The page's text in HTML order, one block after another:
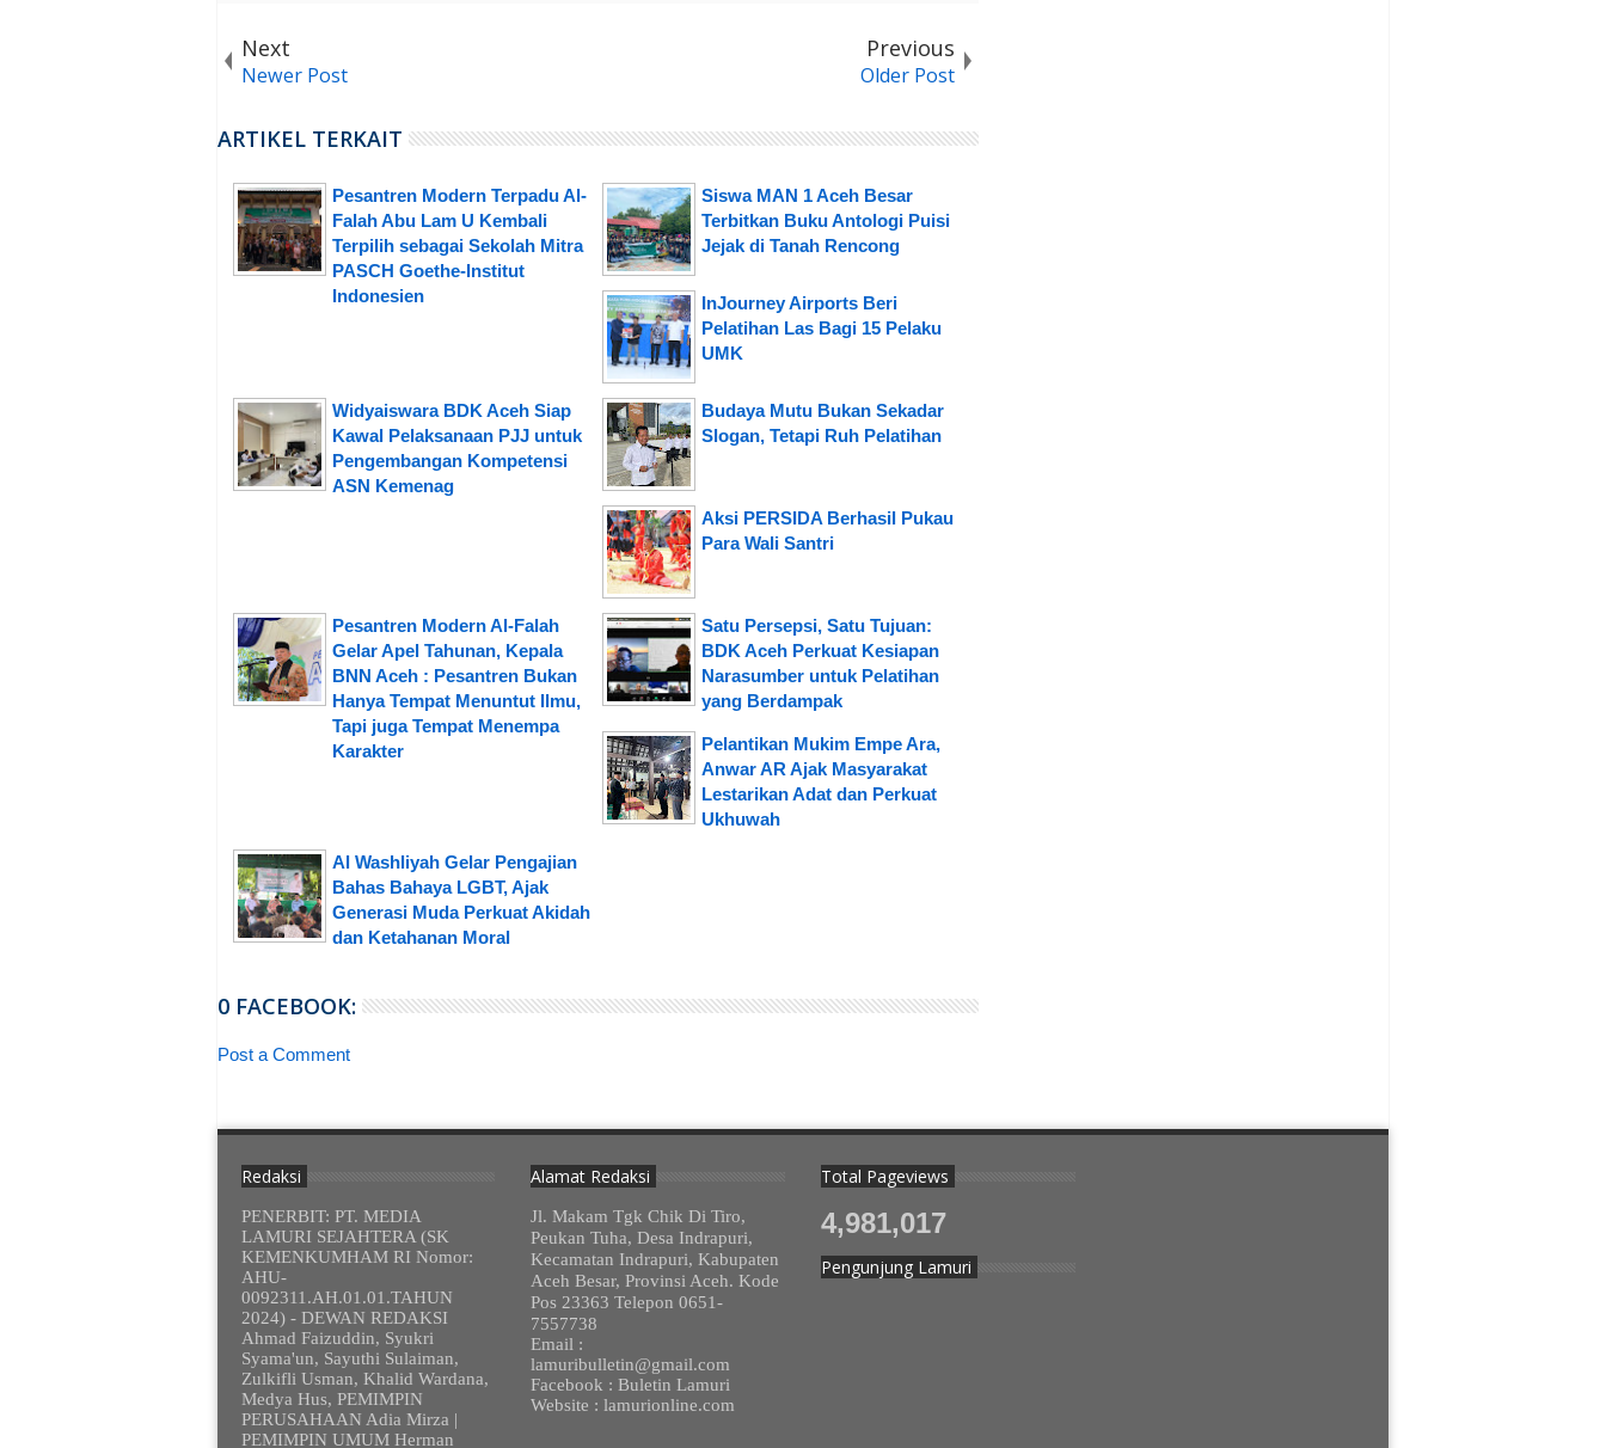
Next
Newer Post
Previous
Older Post
ARTIKEL TERKAIT
Pesantren Modern Terpadu Al-
Falah Abu Lam U Kembali
Terpilih sebagai Sekolah Mitra
PASCH Goethe-Institut
Indonesien
Siswa MAN 1 Aceh Besar
Terbitkan Buku Antologi Puisi
Jejak di Tanah Rencong
InJourney Airports Beri
Pelatihan Las Bagi 15 Pelaku
UMK
Widyaiswara BDK Aceh Siap
Kawal Pelaksanaan PJJ untuk
Pengembangan Kompetensi
ASN Kemenag
Budaya Mutu Bukan Sekadar
Slogan, Tetapi Ruh Pelatihan
Aksi PERSIDA Berhasil Pukau
Para Wali Santri
Pesantren Modern Al-Falah
Gelar Apel Tahunan, Kepala
BNN Aceh : Pesantren Bukan
Hanya Tempat Menuntut Ilmu,
Tapi juga Tempat Menempa
Karakter
Satu Persepsi, Satu Tujuan:
BDK Aceh Perkuat Kesiapan
Narasumber untuk Pelatihan
yang Berdampak
Pelantikan Mukim Empe Ara,
Anwar AR Ajak Masyarakat
Lestarikan Adat dan Perkuat
Ukhuwah
Al Washliyah Gelar Pengajian
Bahas Bahaya LGBT, Ajak
Generasi Muda Perkuat Akidah
dan Ketahanan Moral
0 FACEBOOK:
Post a Comment
Redaksi
PENERBIT: PT. MEDIA
LAMURI SEJAHTERA (SK
KEMENKUMHAM RI Nomor:
AHU-
0092311.AH.01.01.TAHUN
2024) - DEWAN REDAKSI
Ahmad Faizuddin, Syukri
Syama'un, Sayuthi Sulaiman,
Zulkifli Usman, Khalid Wardana,
Medya Hus, PEMIMPIN
PERUSAHAAN Adia Mirza |
PEMIMPIN UMUM Herman
Alamat Redaksi
Jl. Makam Tgk Chik Di Tiro,
Peukan Tuha, Desa Indrapuri,
Kecamatan Indrapuri, Kabupaten
Aceh Besar, Provinsi Aceh. Kode
Pos 23363 Telepon 0651-
7557738
Email :
lamuribulletin@gmail.com
Facebook : Buletin Lamuri
Website : lamurionline.com
Total Pageviews
4,981,017
Pengunjung Lamuri